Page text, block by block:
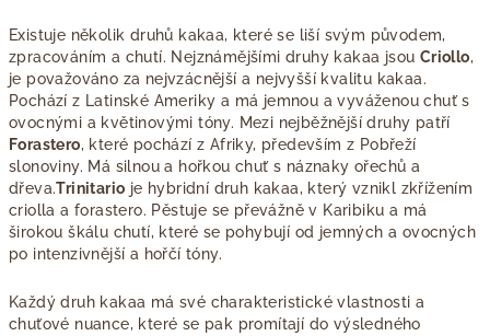
Existuje několik druhů kakaa, které se liší svým původem,
zpracováním a chutí. Nejznámějšími druhy kakaa jsou Criollo,
je považováno za nejvzácnější a nejvyšší kvalitu kakaa.
Pochází z Latinské Ameriky a má jemnou a vyváženou chuť s
ovocnými a květinovými tóny. Mezi nejběžnější druhy patří
Forastero, které pochází z Afriky, především z Pobřeží
slonoviny. Má silnou a hořkou chuť s náznaky ořechů a
dřeva.Trinitario je hybridní druh kakaa, který vznikl zkřížením
criolla a forastero. Pěstuje se převážně v Karibiku a má
širokou škálu chutí, které se pohybují od jemných a ovocných
po intenzivnější a hořčí tóny.
Každý druh kakaa má své charakteristické vlastnosti a
chuťové nuance, které se pak promítají do výsledného